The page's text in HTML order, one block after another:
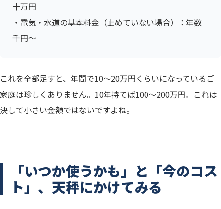
十万円
・電気・水道の基本料金（止めていない場合）：年数
千円〜
これを全部足すと、年間で10〜20万円くらいになっているご
家庭は珍しくありません。10年持てば100〜200万円。これは
決して小さい金額ではないですよね。
「いつか使うかも」と「今のコス
ト」、天秤にかけてみる